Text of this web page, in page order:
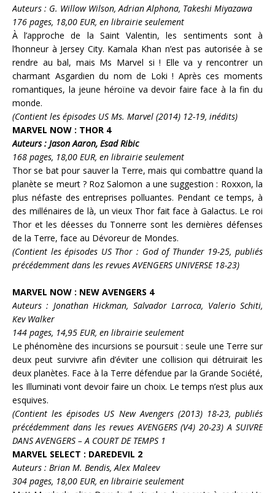
Auteurs : G. Willow Wilson, Adrian Alphona, Takeshi Miyazawa
176 pages, 18,00 EUR, en librairie seulement
À l’approche de la Saint Valentin, les sentiments sont à
l’honneur à Jersey City. Kamala Khan n’est pas autorisée à se
rendre au bal, mais Ms Marvel si ! Elle va y rencontrer un
charmant Asgardien du nom de Loki ! Après ces moments
romantiques, la jeune héroïne va devoir faire face à la fin du
monde.
(Contient les épisodes US Ms. Marvel (2014) 12-19, inédits)
MARVEL NOW : THOR 4
Auteurs : Jason Aaron, Esad Ribic
168 pages, 18,00 EUR, en librairie seulement
Thorse bat pour sauver la Terre, mais qui combattre quand la
planète se meurt ? Roz Salomon a une suggestion : Roxxon, la
plus néfaste des entreprises polluantes. Pendant ce temps, à
des millénaires de là, un vieux Thor fait face à Galactus. Le roi
Thor et les déesses du Tonnerre sont les dernières défenses
de la Terre, face au Dévoreur de Mondes.
(Contient les épisodes US Thor : God of Thunder 19-25, publiés
précédemment dans les revues AVENGERS UNIVERSE 18-23)
MARVEL NOW : NEW AVENGERS 4
Auteurs : Jonathan Hickman, Salvador Larroca, Valerio Schiti,
Kev Walker
144 pages, 14,95 EUR, en librairie seulement
Le phénomène des incursions se poursuit : seule une Terre sur
deux peut survivre afin d’éviter une collision qui détruirait les
deux planètes. Face à la Terre défendue par la Grande Société,
les Illuminati vont devoir faire un choix. Le temps n’est plus aux
esquives.
(Contient les épisodes US New Avengers (2013) 18-23, publiés
précédemment dans les revues AVENGERS (V4) 20-23) A SUIVRE
DANS AVENGERS – A COURT DE TEMPS 1
MARVEL SELECT : DAREDEVIL 2
Auteurs : Brian M. Bendis, Alex Maleev
304 pages, 18,00 EUR, en librairie seulement